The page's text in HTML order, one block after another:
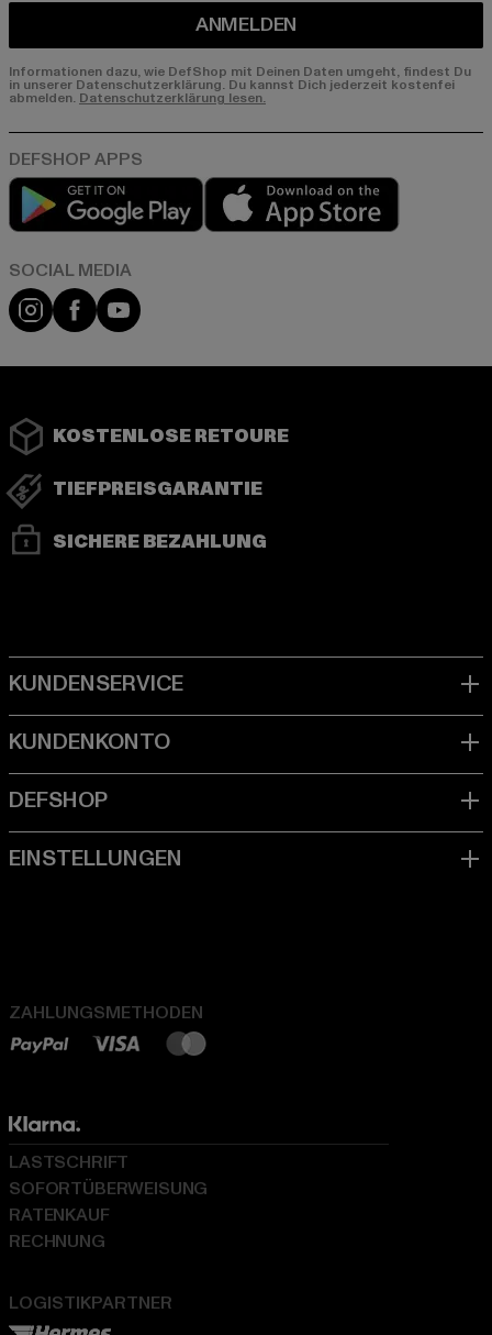
ANMELDEN
Informationen dazu, wie DefShop mit Deinen Daten umgeht, findest Du
in unserer Datenschutzerklärung. Du kannst Dich jederzeit kostenfei
abmelden. Datenschutzerklärung lesen.
Play market
Instagram
FacebookYouTube
KOSTENLOSE RETOURE
TIEFPREISGARANTIE
SICHERE BEZAHLUNG
ZAHLUNGSMETHODEN
LOGISTIKPARTNER
LASTSCHRIFT
SOFORTÜBERWEISUNG
RATENKAUF
RECHNUNG